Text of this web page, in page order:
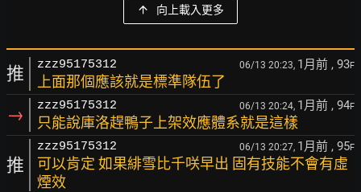
向上載入更多
推 zzz95175312 06/13 20:23, 1月前 , 93F
上面那個應該就是標準隊伍了
→ zzz95175312 06/13 20:24, 1月前 , 94F
只能說庫洛趕鴨子上架效應體系就是這樣
推
zzz95175312 06/13 20:27, 1月前 , 95F
可以肯定 如果緋雪比千咲早出 固有技能不會有虛
煙效